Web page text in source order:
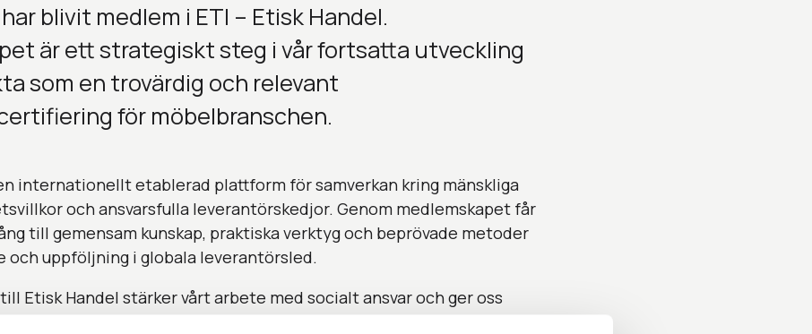
blivit medlem i ETI – Etisk Handel.
är ett strategiskt steg i vår fortsatta utveckling
som en trovärdig och relevant
för möbelbranschen.
internationellt etablerad plattform för samverkan kring mänskliga
och ansvarsfulla leverantörskedjor. Genom medlemskapet får
till gemensam kunskap, praktiska verktyg och beprövade metoder
och uppföljning i globala leverantörsled.
Etisk Handel stärker vårt arbete med socialt ansvar och ger oss
vidareutveckla Möbelfaktas kriterier och arbetssätt i linje med